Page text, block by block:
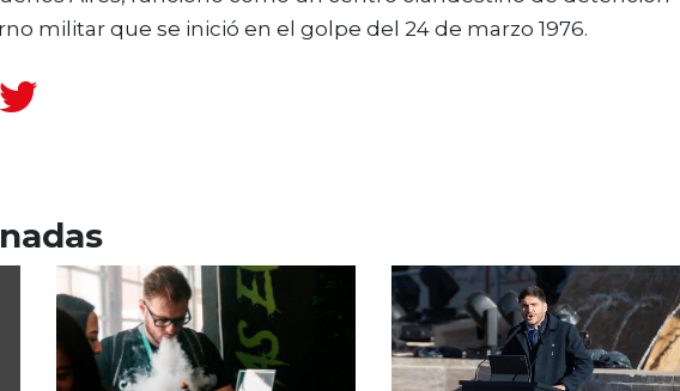
militar que se inició en el golpe del 24 de marzo 1976.